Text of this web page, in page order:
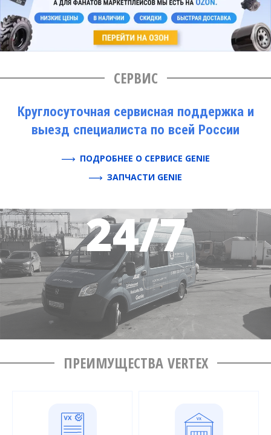
СЕРВИС
Круглосуточная сервисная поддержка и
выезд специалиста по всей России
ПОДРОБНЕЕ О СЕРВИСЕ GENIE
ЗАПЧАСТИ GENIE
ПРЕИМУЩЕСТВА VERTEX